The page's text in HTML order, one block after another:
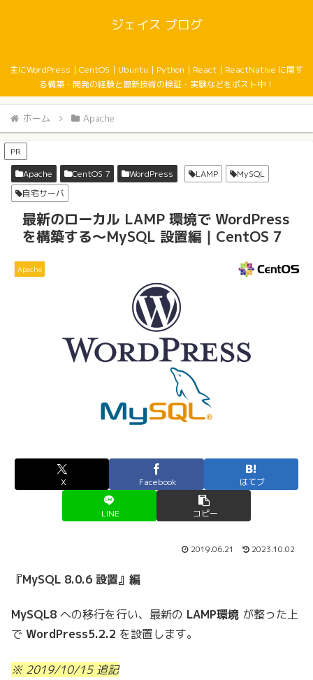
ジェイス ブログ
主にWordPress｜CentOS｜Ubuntu｜Python｜React｜ReactNative に関す
る構築・開発の経験と最新技術の検証・実験などをポスト中！
ホーム Apache
PR
Apache
CentOS 7 WordPress LAMP
MySQL
自宅サーバ
最新のローカル LAMP 環境で WordPress
を構築する〜MySQL 設置編｜CentOS 7
Apache
X Facebook はてブ
LINE コピー
2019.06.21 2023.10.02
『MySQL 8.0.6 設置』編
MySQL8 への移行を行い、最新の LAMP環境 が整った上
で WordPress5.2.2 を設置します。
※ 2019/10/15 追記